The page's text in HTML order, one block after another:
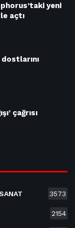
yeni
açtı
çağrısı
3573
2154